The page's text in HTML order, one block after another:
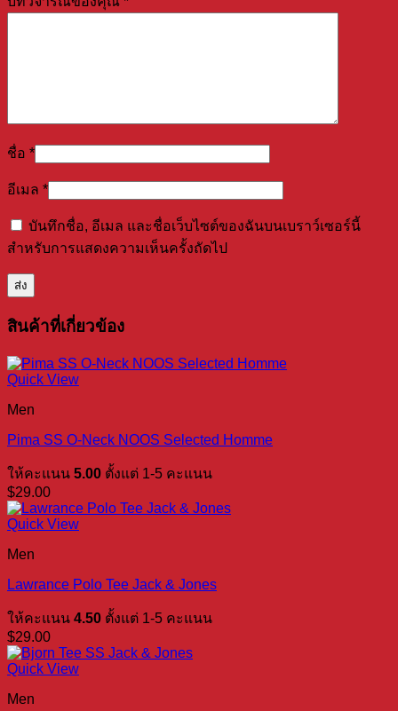
ชื่อ *
อีเมล *
บันทึกชื่อ, อีเมล และชื่อเว็บไซต์ของฉันบนเบราว์เซอร์นี้
สำหรับการแสดงความเห็นครั้งถัดไป
สินค้าที่เกี่ยวข้อง
Quick View
Men
Pima SS O-Neck NOOS Selected Homme
ให้คะแนน 5.00 ตั้งแต่ 1-5 คะแนน
$29.00
Quick View
Men
Lawrance Polo Tee Jack & Jones
ให้คะแนน 4.50 ตั้งแต่ 1-5 คะแนน
$29.00
Quick View
Men